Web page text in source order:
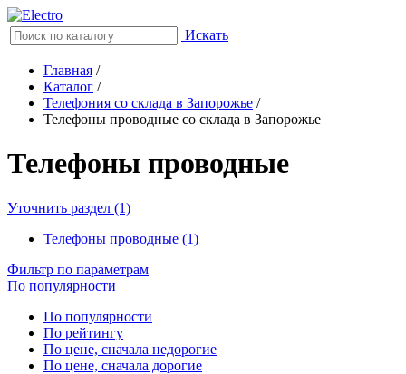
Искать
Главная /
Каталог /
Телефония со склада в Запорожье /
Телефоны проводные со склада в Запорожье
Телефоны проводные
Уточнить раздел (1)
Телефоны проводные (1)
Фильтр по параметрам
По популярности
По популярности
По рейтингу
По цене, сначала недорогие
По цене, сначала дорогие